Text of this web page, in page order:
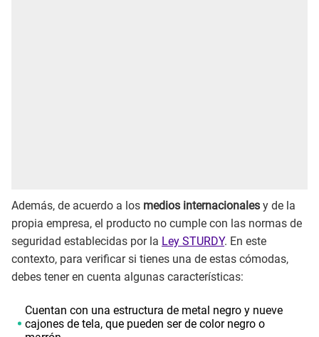
Además, de acuerdo a los medios internacionales y de la
propia empresa, el producto no cumple con las normas de
seguridad establecidas por la Ley STURDY. En este
contexto, para verificar si tienes una de estas cómodas,
debes tener en cuenta algunas características:
Cuentan con una estructura de metal negro y nueve
cajones de tela, que pueden ser de color negro o